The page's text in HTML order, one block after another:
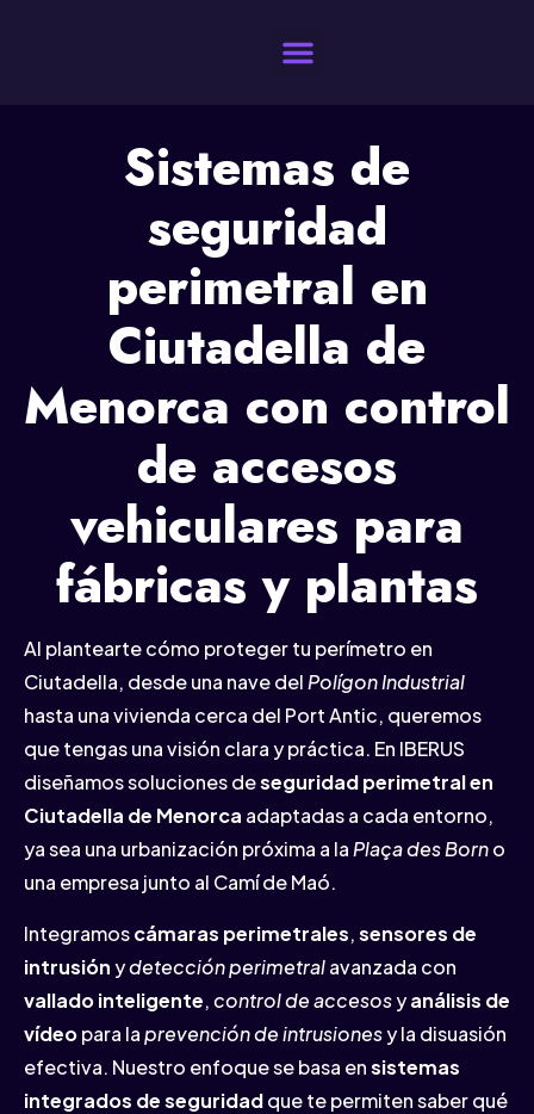
Sistemas de
seguridad
perimetral en
Ciutadella de
Menorca con control
de accesos
vehiculares para
fábricas y plantas
Al plantearte cómo proteger tu perímetro en
Ciutadella, desde una nave delPolígon Industrial
hasta una vivienda cerca del Port Antic, queremos
que tengas una visión clara y práctica. En IBERUS
diseñamos soluciones deseguridad perimetral en
Ciutadella de Menorca adaptadas a cada entorno,
ya sea una urbanización próxima a laPlaça des Borno
una empresa junto al Camí de Maó.
Integramoscámaras perimetrales,sensores de
intrusiónydetección perimetralavanzada con
vallado inteligente,control de accesosyanálisis de
vídeopara laprevención de intrusionesy la disuasión
efectiva. Nuestro enfoque se basa ensistemas
integrados de seguridadque te permiten saber qué